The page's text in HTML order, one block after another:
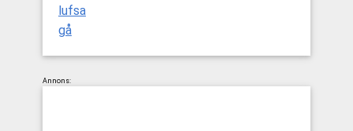
lufsa
gå
Annons: